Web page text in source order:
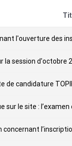
l'ouverture des
de candidature
sur le site :